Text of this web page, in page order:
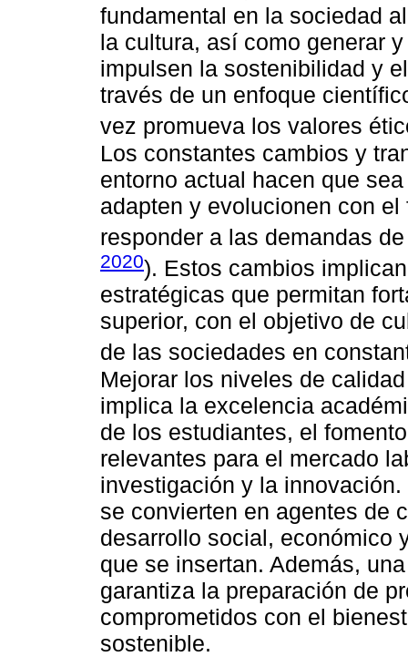
fundamental en la sociedad
la cultura, así como generar
impulsen la sostenibilidad y
través de un enfoque
vez promueva los valores
Los constantes cambios y
entorno actual hacen que
adapten y evolucionen con
responder a las demandas
2020). Estos cambios
estratégicas que permitan
superior, con el objetivo de
de las sociedades en
Mejorar los niveles de
implica la excelencia
de los estudiantes, el
relevantes para el mercado
investigación y la
se convierten en agentes de
desarrollo social, económico
que se insertan. Además,
garantiza la preparación de
comprometidos con el
sostenible.